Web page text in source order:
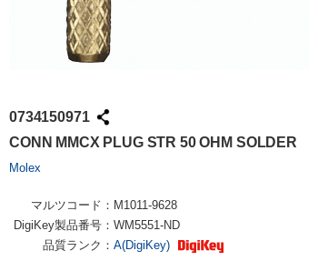
0734150971
CONN MMCX PLUG STR 50 OHM SOLDER
Molex
マルツコード： M1011-9628
DigiKey製品番号： WM5551-ND
品質ランク： A(DigiKey)